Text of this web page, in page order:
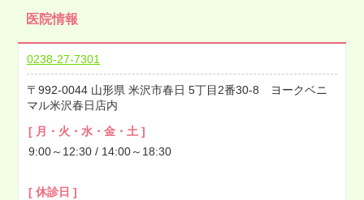
2022年08月
2022年07月
2022年06月
2022年05月
2022年04月
2022年03月
2022年01月
医院情報
0238-27-7301
992-0044 山形県 米沢市春日 5丁目2番30-8 ヨークベニ
マル米沢春日店内
[ 月・火・水・金・土 ]
9:00～12:30 / 14:00～18:30
[ 休診日 ]